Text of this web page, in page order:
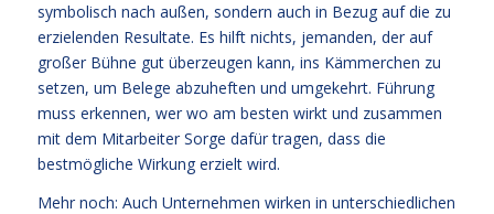
symbolisch nach außen, sondern auch in Bezug auf die zu
erzielenden Resultate. Es hilft nichts, jemanden, der auf
großer Bühne gut überzeugen kann, ins Kämmerchen zu
setzen, um Belege abzuheften und umgekehrt. Führung
muss erkennen, wer wo am besten wirkt und zusammen
mit dem Mitarbeiter Sorge dafür tragen, dass die
bestmögliche Wirkung erzielt wird.
Mehr noch: Auch Unternehmen wirken in unterschiedlichen